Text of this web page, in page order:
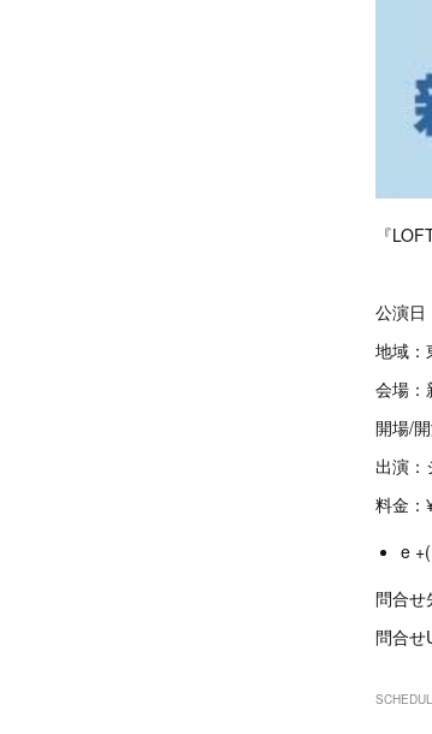
『
公演日
地域：
会場：
開場/
出演：
料金：
e +(
問合せ
問合せ